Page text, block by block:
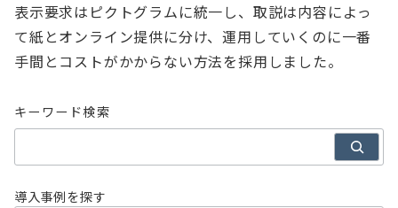
表示要求はピクトグラムに統一し、取説は内容によっ
て紙とオンライン提供に分け、運用していくのに一番
手間とコストがかからない方法を採用しました。
キーワード検索
導入事例を探す